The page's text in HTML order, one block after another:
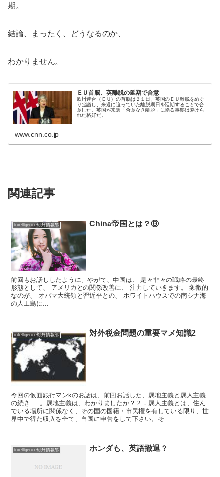
期。
結論、まったく、どうなるのか、
わかりません。
ＥＵ首脳、英離脱の延期で合意
欧州連合（ＥＵ）の首脳は２１日、英国のＥＵ離脱をめぐ
り協議し、来週に迫っていた離脱期日を延期することで合
意した。英国が来週「合意なき離脱」に陥る事態は避けら
れた格好だ。
www.cnn.co.jp
関連記事
intelligence対外情報部 China帝国とは？⑨
前回もお話ししたように、やがて、中国は、 是々非々の戦略の最終
形態として、 アメリカとの関係改善に、 注力していきます。 象徴的
なのが、 オバマ大統領と習近平との、 ホワイトハウスでの南シナ海
の人工島に...
intelligence対外情報部 対外税金問題の重要マメ知識2
今回の仮面銀行マンkのお話は、前回お話した、属地主義と属人主義
の続き.....。属地主義は、わかりましたか？２．属人主義とは、住ん
でいる場所に関係なく、その国の国籍・市民権を有している限り、世
界中で得た収入を全て、自国に申告をして下さい。そ...
intelligence対外情報部 ホンダも、英語撤退？